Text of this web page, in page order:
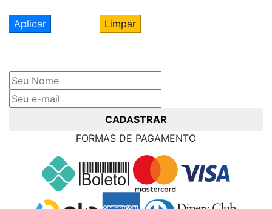
Aplicar Limpar
CADASTRAR
FORMAS DE PAGAMENTO